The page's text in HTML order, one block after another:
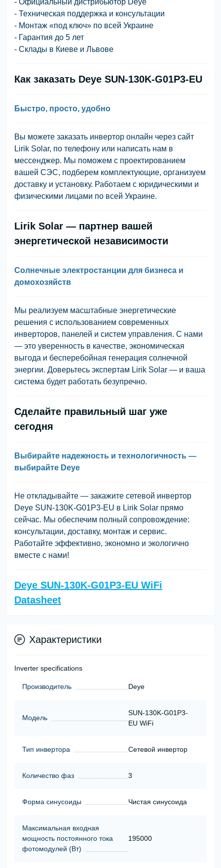
- Техническая поддержка и консультации
- Монтаж «под ключ» по всей Украине
- Гарантия до 5 лет
- Склады в Киеве и Львове
Как заказать Deye SUN-130K-G01P3-EU
Быстро, просто, удобно
Вы можете заказать инвертор онлайн через сайт
Lirik Solar, по телефону или написать нам в
мессенджер. Мы поможем с проектированием
вашей СЭС, подберем комплектующие, организуем
доставку и установку. Работаем с юридическими и
физическими лицами по всей Украине.
Lirik Solar — партнер вашей
энергетической независимости
Солнечные электростанции для бизнеса и
домохозяйств
Мы реализуем масштабные энергетические
решения с использованием современных
инверторов, панелей и систем управления. С нами
— это уверенность в качестве, экономическая
выгода и бесперебойная генерация солнечной
энергии. Доверьтесь экспертам Lirik Solar — и ваша
система будет работать безупречно.
Сделайте правильный шаг уже
сегодня
Выбирайте надежность и технологичность —
выбирайте Deye
Не откладывайте — закажите сетевой инвертор
Deye SUN-130K-G01P3-EU в Lirik Solar прямо
сейчас. Мы обеспечим полный сопровождение:
консультации, доставку, монтаж и сервис.
Работайте эффективно, экономно и экологично
вместе с нами!
Deye SUN-130K-G01P3-EU WiFi
Datasheet
Характеристики
Inverter specifications
Производитель Deye
Модель
SUN-130K-G01P3-
EU WiFi
Тип инвертора Сетевой инвертор
Количество фаз 3
Форма синусоиды Чистая синусоида
Максимальная входная
мощность постоянного тока
фотомодулей (Вт)
195000